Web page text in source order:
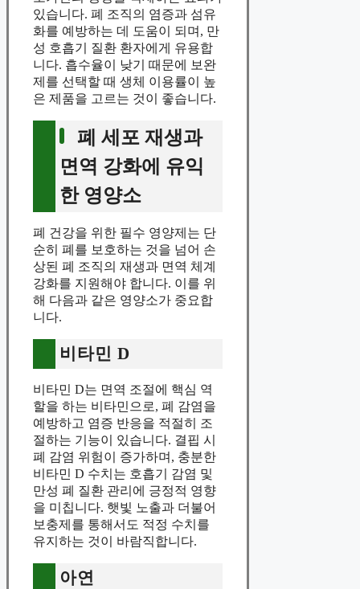
있습니다. 폐 조직의 염증과 섬유
화를 예방하는 데 도움이 되며, 만
성 호흡기 질환 환자에게 유용합
니다. 흡수율이 낮기 때문에 보완
제를 선택할 때 생체 이용률이 높
은 제품을 고르는 것이 좋습니다.
폐 세포 재생과
면역 강화에 유익
한 영양소
폐 건강을 위한 필수 영양제는 단
순히 폐를 보호하는 것을 넘어 손
상된 폐 조직의 재생과 면역 체계
강화를 지원해야 합니다. 이를 위
해 다음과 같은 영양소가 중요합
니다.
비타민 D
비타민 D는 면역 조절에 핵심 역
할을 하는 비타민으로, 폐 감염을
예방하고 염증 반응을 적절히 조
절하는 기능이 있습니다. 결핍 시
폐 감염 위험이 증가하며, 충분한
비타민 D 수치는 호흡기 감염 및
만성 폐 질환 관리에 긍정적 영향
을 미칩니다. 햇빛 노출과 더불어
보충제를 통해서도 적정 수치를
유지하는 것이 바람직합니다.
아연